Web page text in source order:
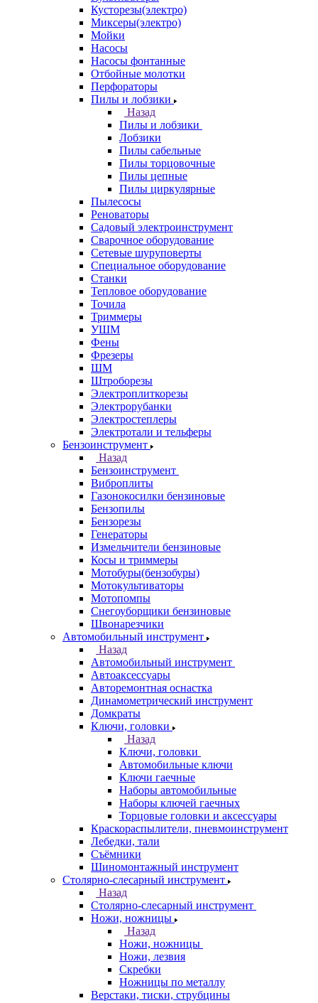
Кусторезы(электро)
Миксеры(электро)
Мойки
Насосы
Насосы фонтанные
Отбойные молотки
Перфораторы
Пилы и лобзики
Назад
Пилы и лобзики
Лобзики
Пилы сабельные
Пилы торцовочные
Пилы цепные
Пилы циркулярные
Пылесосы
Реноваторы
Садовый электроинструмент
Сварочное оборудование
Сетевые шуруповерты
Специальное оборудование
Станки
Тепловое оборудование
Точила
Триммеры
УШМ
Фены
Фрезеры
ШМ
Штроборезы
Электроплиткорезы
Электрорубанки
Электростеплеры
Электротали и тельферы
Бензоинструмент
Назад
Бензоинструмент
Виброплиты
Газонокосилки бензиновые
Бензопилы
Бензорезы
Генераторы
Измельчители бензиновые
Косы и триммеры
Мотобуры(бензобуры)
Мотокультиваторы
Мотопомпы
Снегоуборщики бензиновые
Швонарезчики
Автомобильный инструмент
Назад
Автомобильный инструмент
Автоаксессуары
Авторемонтная оснастка
Динамометрический инструмент
Домкраты
Ключи, головки
Назад
Ключи, головки
Автомобильные ключи
Ключи гаечные
Наборы автомобильные
Наборы ключей гаечных
Торцовые головки и аксессуары
Краскораспылители, пневмоинструмент
Лебедки, тали
Съёмники
Шиномонтажный инструмент
Столярно-слесарный инструмент
Назад
Столярно-слесарный инструмент
Ножи, ножницы
Назад
Ножи, ножницы
Ножи, лезвия
Скребки
Ножницы по металлу
Верстаки, тиски, струбцины